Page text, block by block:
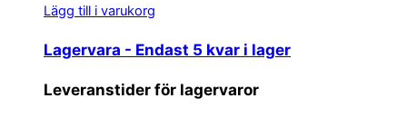
Lägg till i varukorg
Lagervara - Endast 5 kvar i lager
Leveranstider för lagervaror